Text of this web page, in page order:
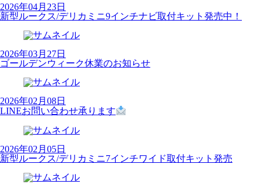
2026年04月23日
新型ルークス/デリカミニ9インチナビ取付キット発売中！
2026年03月27日
ゴールデンウィーク休業のお知らせ
2026年02月08日
LINEお問い合わせ承ります
2026年02月05日
新型ルークス/デリカミニ7インチワイド取付キット発売